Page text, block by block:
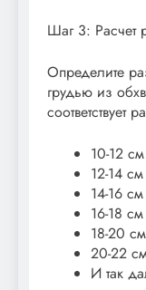
Шаг 3: Расчет
Определите
грудью из
соответствует
10-12
12-14
14-16
16-18
18-20
20-22
И так